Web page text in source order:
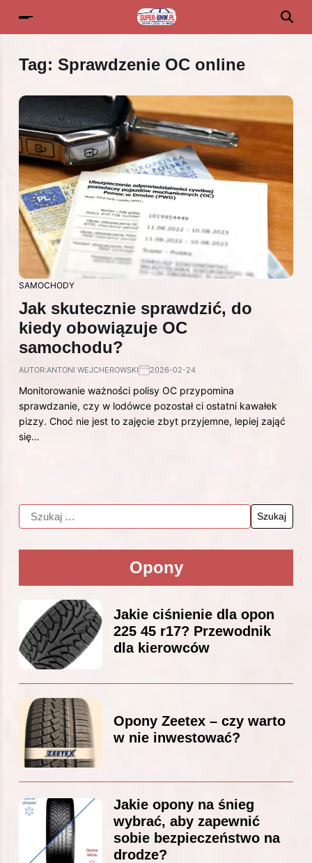
Tag: Sprawdzenie OC online
SAMOCHODY
Jak skutecznie sprawdzić, do
kiedy obowiązuje OC
samochodu?
AUTOR:ANTONI WEJCHEROWSKI 2026-02-24
Monitorowanie ważności polisy OC przypomina
sprawdzanie, czy w lodówce pozostał ci ostatni kawałek
pizzy. Choć nie jest to zajęcie zbyt przyjemne, lepiej zająć
się…
Opony
Jakie ciśnienie dla opon
225 45 r17? Przewodnik
dla kierowców
Opony Zeetex – czy warto
w nie inwestować?
Jakie opony na śnieg
wybrać, aby zapewnić
sobie bezpieczeństwo na
drodze?